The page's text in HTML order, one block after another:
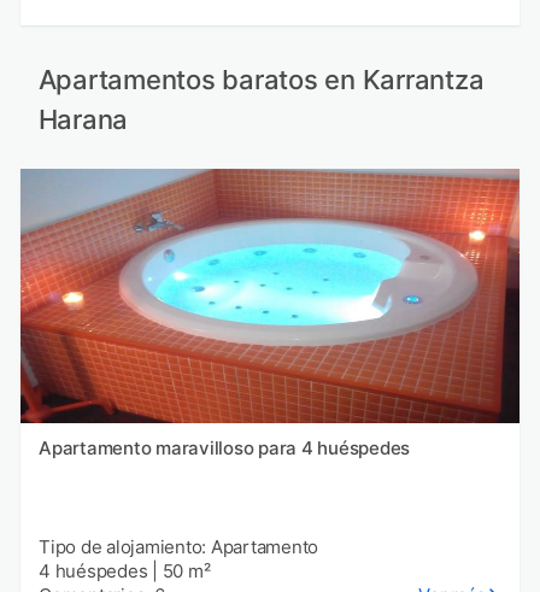
Apartamentos baratos en Karrantza
Harana
Apartamento maravilloso para 4 huéspedes
Tipo de alojamiento: Apartamento
4 huéspedes
50 m²